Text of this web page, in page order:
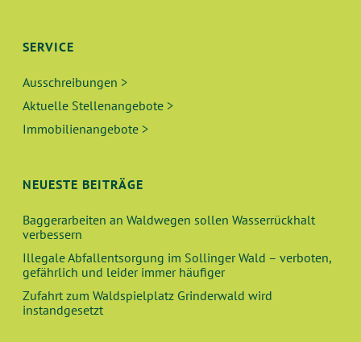
SERVICE
Ausschreibungen >
Aktuelle Stellenangebote >
Immobilienangebote >
NEUESTE BEITRÄGE
Baggerarbeiten an Waldwegen sollen Wasserrückhalt
verbessern
Illegale Abfallentsorgung im Sollinger Wald – verboten,
gefährlich und leider immer häufiger
Zufahrt zum Waldspielplatz Grinderwald wird
instandgesetzt